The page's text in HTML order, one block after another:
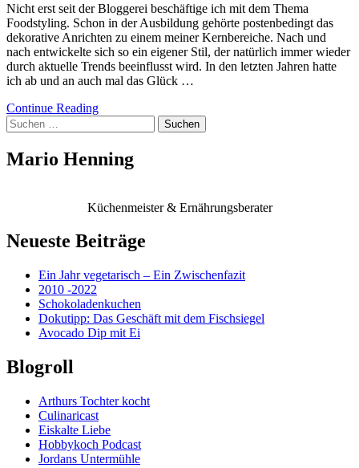
Nicht erst seit der Bloggerei beschäftige ich mit dem Thema
Foodstyling. Schon in der Ausbildung gehörte postenbedingt das
dekorative Anrichten zu einem meiner Kernbereiche. Nach und
nach entwickelte sich so ein eigener Stil, der natürlich immer wieder
durch aktuelle Trends beeinflusst wird. In den letzten Jahren hatte
ich ab und an auch mal das Glück …
Continue Reading
Suchen
nach:
Mario Henning
Küchenmeister & Ernährungsberater
Neueste Beiträge
Ein Jahr vegetarisch – Ein Zwischenfazit
2010 -2022
Schokoladenkuchen
Dokutipp: Das Geschäft mit dem Fischsiegel
Avocado Dip mit Ei
Blogroll
Arthurs Tochter kocht
Culinaricast
Eiskalte Liebe
Hobbykoch Podcast
Jordans Untermühle